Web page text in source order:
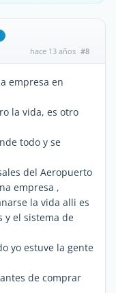
hace 13 años #8
empresa en
la vida, es otro
todo y se
del Aeropuerto
empresa ,
la vida alli es
y el sistema de
yo estuve la gente
de comprar